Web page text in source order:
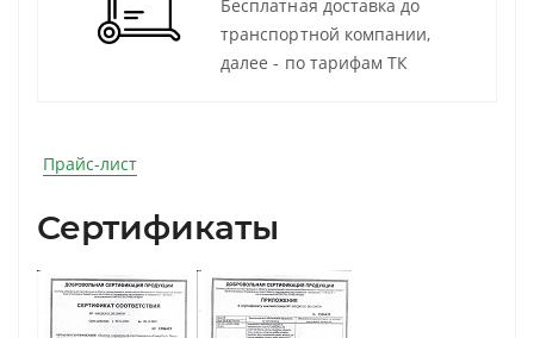
Бесплатная доставка до
транспортной компании,
далее - по тарифам ТК
Прайс-лист
Сертификаты